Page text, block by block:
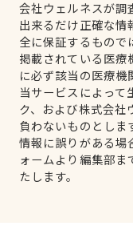
会社ウェルネスが調
出来るだけ正確な情
全に保証するもので
掲載されている医療
に必ず該当の医療機
当サービスによって
ク、および株式会社
負わないものとしま
情報に誤りがある場
ォームより編集部
たします。